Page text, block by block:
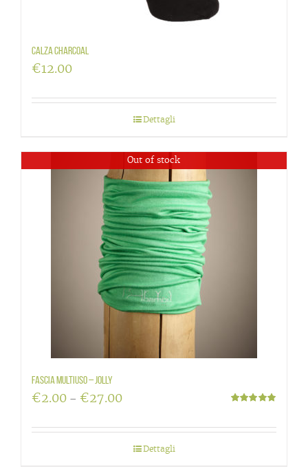
Calza charcoal
€12.00
Dettagli
Out of stock
Fascia multiuso – Jolly
€2.00 – €27.00
Dettagli